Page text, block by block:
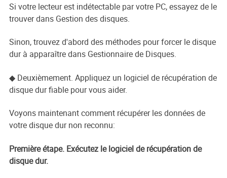
Si votre lecteur est indétectable par votre PC, essayez de le
trouver dans Gestion des disques.
Sinon, trouvez d'abord des méthodes pour forcer le disque
dur à apparaître dans Gestionnaire de Disques.
◆ Deuxièmement. Appliquez un logiciel de récupération de
disque dur fiable pour vous aider.
Voyons maintenant comment récupérer les données de
votre disque dur non reconnu:
Première étape. Exécutez le logiciel de récupération de
disque dur.